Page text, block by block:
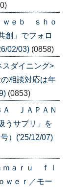
ｗｅｂ ｓｈｏ
創」でフォロ
02/03) (0858)
スダイニング>
相談対応は年
(0853)
Ａ ＪＡＰＡＮ
サプリ」を
）('25/12/07)
ｍａｒｕ ｆｌ
ｗｅｒ／モー